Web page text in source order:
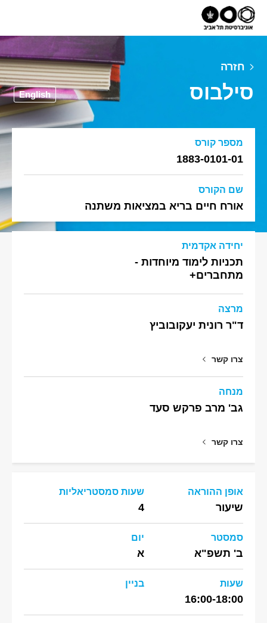
חזרה
סילבוס English
מספר קורס
1883-0101-01
שם הקורס
אורח חיים בריא במציאות משתנה
יחידה אקדמית
תכניות לימוד מיוחדות -
מתחברים+
מרצה
ד"ר רונית יעקובוביץ
צרו קשר
מנחה
גב' מרב פרקש סעד
צרו קשר
אופן ההוראה
שיעור
שעות סמסטריאליות
4
סמסטר
ב' תשפ"א
יום
א
שעות
16:00-18:00
בניין